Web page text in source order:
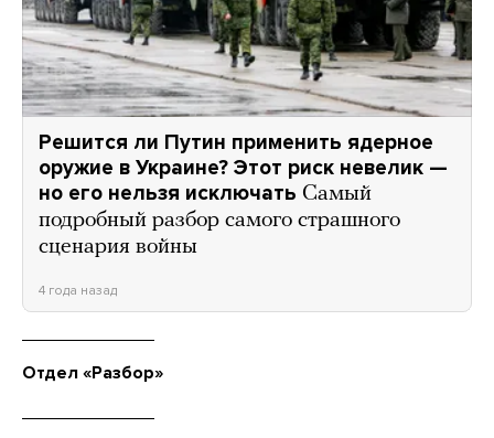
Решится ли Путин применить ядерное
оружие в Украине? Этот риск невелик —
но его нельзя исключать Самый
подробный разбор самого страшного
сценария войны
4 года назад
Отдел «Разбор»